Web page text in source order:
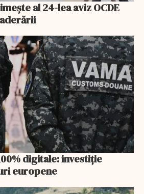
al 24-lea aviz OCDE
digitale: investiție
europene